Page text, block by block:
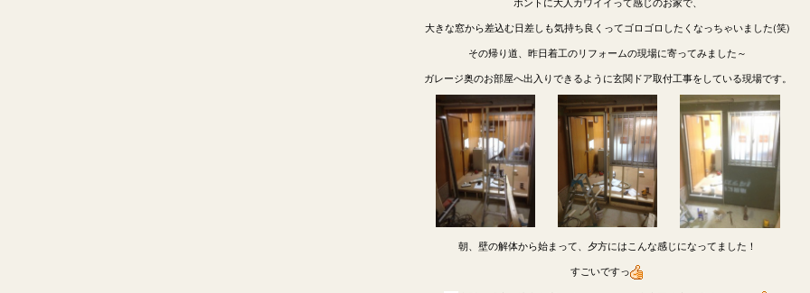
大きな窓から差込む日差しも気持ち良くってゴロゴロしたくなっちゃいました(笑)
その帰り道、昨日着工のリフォームの現場に寄ってみました～
ガレージ奥のお部屋へ出入りできるように玄関ドア取付工事をしている現場です。
朝、壁の解体から始まって、夕方にはこんな感じになってました！
すごいですっ